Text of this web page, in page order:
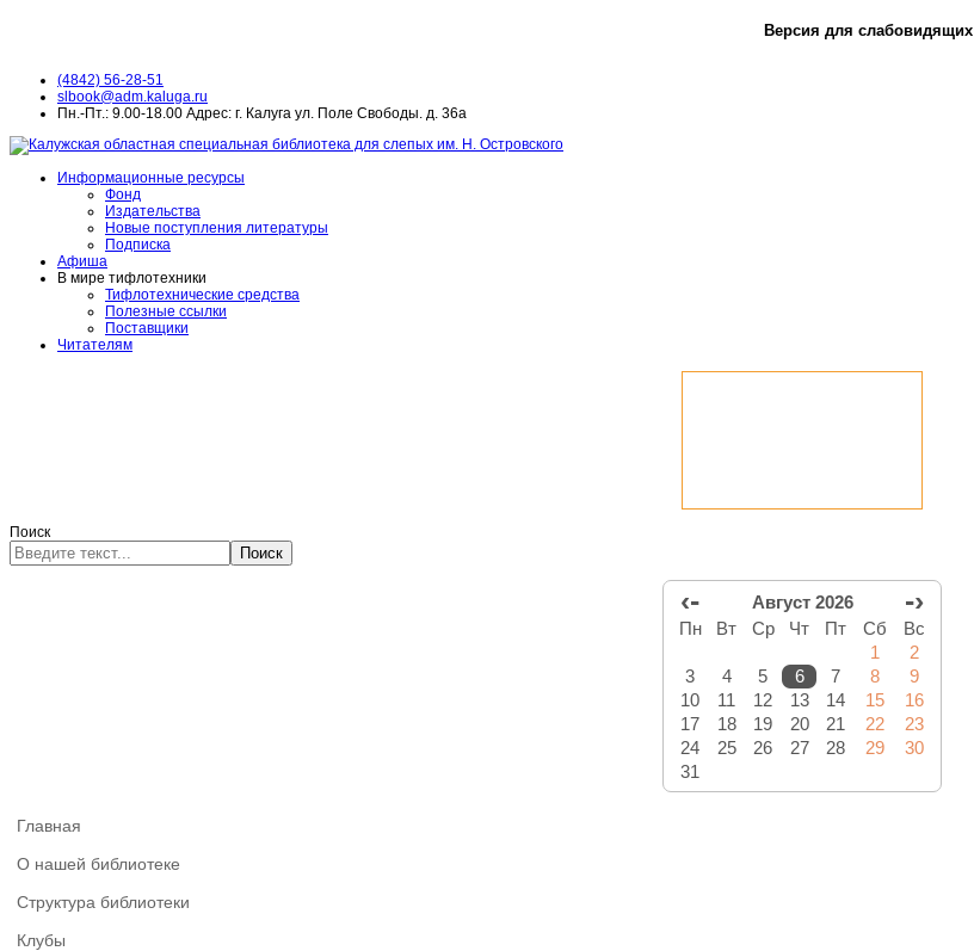
Версия для слабовидящих
(4842) 56-28-51
slbook@adm.kaluga.ru
Пн.-Пт.: 9.00-18.00 Адрес: г. Калуга ул. Поле Свободы. д. 36а
Информационные ресурсы
Фонд
Издательства
Новые поступления литературы
Подписка
Афиша
В мире тифлотехники
Тифлотехнические средства
Полезные ссылки
Поставщики
Читателям
Поиск
Поиск
‹- Август 2026 -›
Пн Вт Ср Чт Пт Сб
Вс
1
2
3
4 5 6 7 8
9
10
11 12 13 14 15
16
17
18 19 20 21 22
23
24
25 26 27 28 29
30
31
Главная
О нашей библиотеке
Структура библиотеки
Клубы